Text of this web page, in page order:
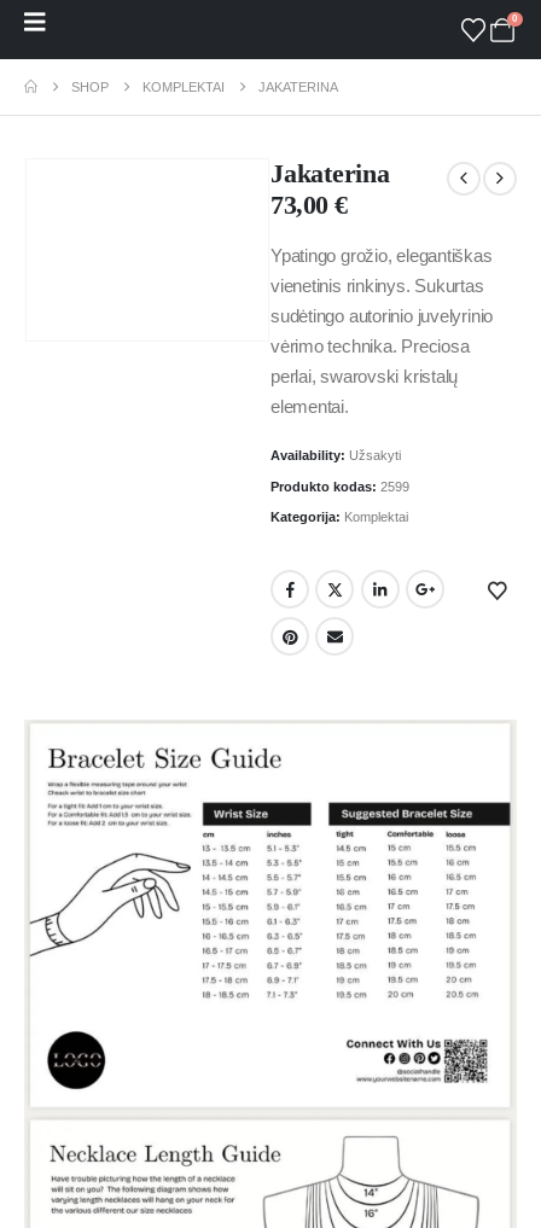
0
SHOP KOMPLEKTAI JAKATERINA
Jakaterina
73,00€
Ypatingo grožio, elegantiškas
vienetinis rinkinys. Sukurtas
sudėtingo autorinio juvelyrinio
vėrimo technika. Preciosa
perlai, swarovski kristalų
elementai.
Availability: Užsakyti
Produkto kodas: 2599
Kategorija: Komplektai